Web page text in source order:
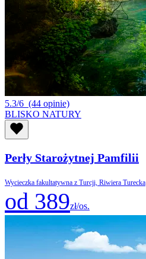
5.3/6 (44 opinie)
BLISKO NATURY
Perły Starożytnej Pamfilii
Wycieczka fakultatywna z Turcji, Riwiera Turecka
od 389zł/os.